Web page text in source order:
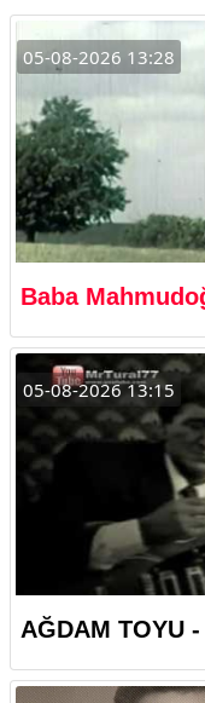
05-08-2026 13:28
Baba
05-08-2026 13:15
AĞDAM TOYU -